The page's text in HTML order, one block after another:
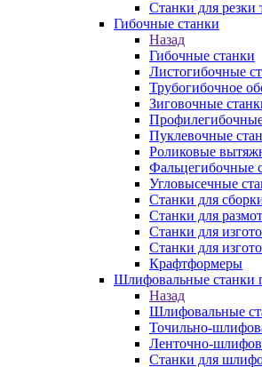
Станки для резки
Гибочные станки
Назад
Гибочные станки
Листогибочные
Трубогибочное
Зиговочные
Пуклевочные
Роликовые
Фальцегибочные
Угловысечные
Станки для
Станки для
Станки для
Станки для
Крафтформеры
Шлифовальные станки
Назад
Шлифовальные
Точильно-
Ленточно-
Станки для